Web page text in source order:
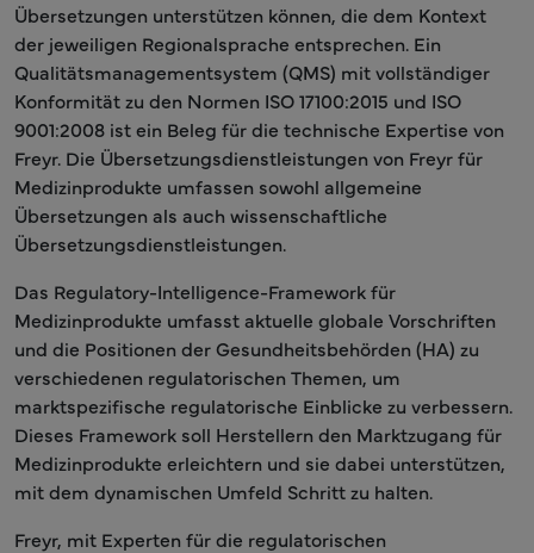
Übersetzungen unterstützen können, die dem Kontext
der jeweiligen Regionalsprache entsprechen. Ein
Qualitätsmanagementsystem (QMS) mit vollständiger
Konformität zu den Normen ISO 17100:2015 und ISO
9001:2008 ist ein Beleg für die technische Expertise von
Freyr. Die Übersetzungsdienstleistungen von Freyr für
Medizinprodukte umfassen sowohl allgemeine
Übersetzungen als auch wissenschaftliche
Übersetzungsdienstleistungen.
Das Regulatory-Intelligence-Framework für
Medizinprodukte umfasst aktuelle globale Vorschriften
und die Positionen der Gesundheitsbehörden (HA) zu
verschiedenen regulatorischen Themen, um
marktspezifische regulatorische Einblicke zu verbessern.
Dieses Framework soll Herstellern den Marktzugang für
Medizinprodukte erleichtern und sie dabei unterstützen,
mit dem dynamischen Umfeld Schritt zu halten.
Freyr, mit Experten für die regulatorischen